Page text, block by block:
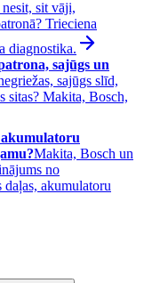
sit vāji,
Trieciena
diagnostika.
sajūgs un
sajūgs slīd,
sitas? Makita, Bosch,
Makita, Bosch un
no
daļas, akumulatoru